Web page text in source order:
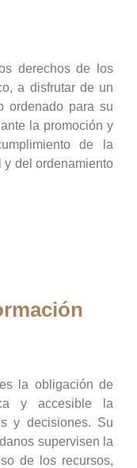
derechos de los
a disfrutar de un
ordenado para su
la promoción y
de la
y del ordenamiento
la obligación de
y accesible la
y decisiones. Su
supervisen la
de los recursos,